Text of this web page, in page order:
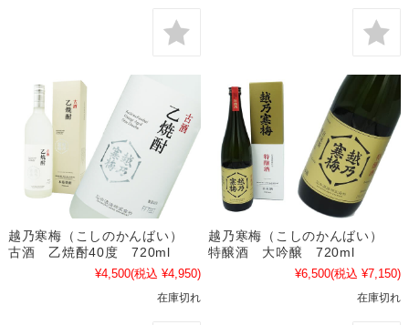
越乃寒梅（こしのかんばい）
古酒 乙焼酎40度 720ml
¥4,500(税込 ¥4,950)
在庫切れ
越乃寒梅（こしのかんばい）
特醸酒 大吟醸 720ml
¥6,500(税込 ¥7,150)
在庫切れ